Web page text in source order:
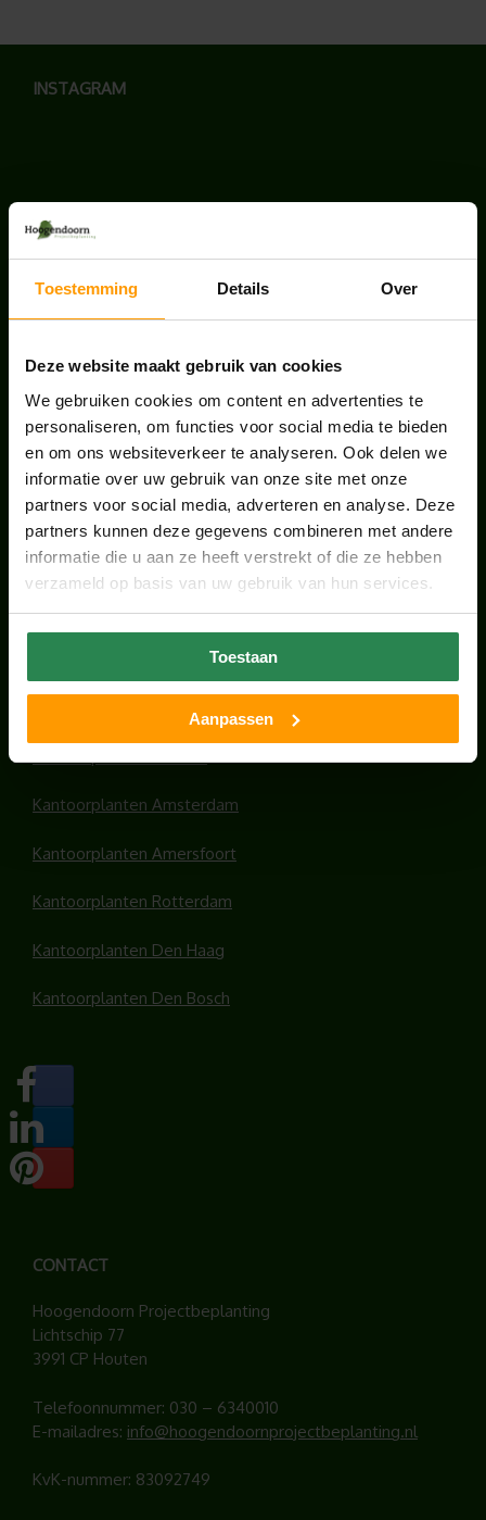
Toestemming Details Over
Deze website maakt gebruik van cookies
We gebruiken cookies om content en advertenties te
personaliseren, om functies voor social media te bieden
en om ons websiteverkeer te analyseren. Ook delen we
informatie over uw gebruik van onze site met onze
partners voor social media, adverteren en analyse. Deze
partners kunnen deze gegevens combineren met andere
informatie die u aan ze heeft verstrekt of die ze hebben
verzameld op basis van uw gebruik van hun services.
Toestaan
Aanpassen
INSTAGRAM
LAATSTE NIEUWS
BLOG: LUIS IN KANTOORPLANTEN – ZO
PAKKEN WE HET AAN
UNION HOUSE UTRECHT
juli 28, 2026
ONS TEAM GROEIT VERDER
juni 17, 2026
Kantoorplanten Amsterdam
Kantoorplanten Amersfoort
Kantoorplanten Rotterdam
Kantoorplanten Den Haag
Kantoorplanten Den Bosch
CONTACT
Hoogendoorn Projectbeplanting
Lichtschip 77
3991 CP Houten
Telefoonnummer: 030 – 6340010
E-mailadres: info@hoogendoornprojectbeplanting.nl
KvK-nummer: 83092749